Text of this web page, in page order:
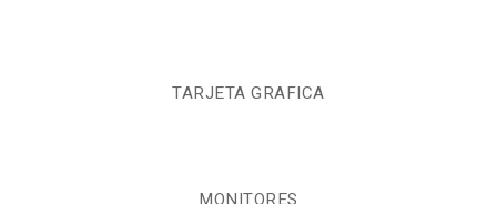
TARJETA GRAFICA